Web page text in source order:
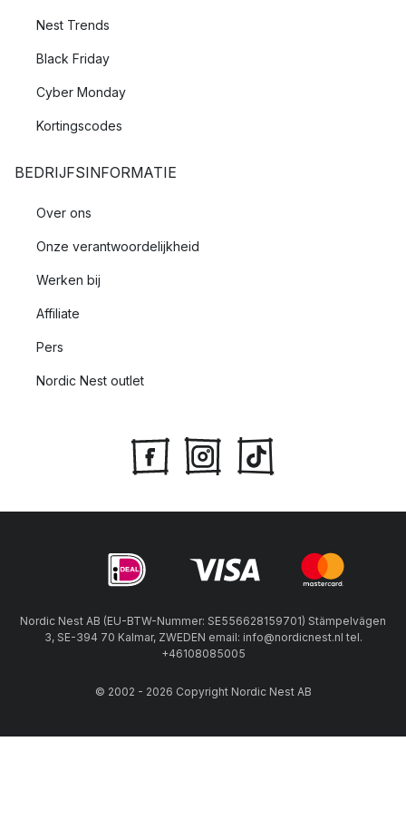
Nest Trends
Black Friday
Cyber Monday
Kortingscodes
BEDRIJFSINFORMATIE
Over ons
Onze verantwoordelijkheid
Werken bij
Affiliate
Pers
Nordic Nest outlet
Nordic Nest AB (EU-BTW-Nummer: SE556628159701) Stämpelvägen
3, SE-394 70 Kalmar, ZWEDEN email: info@nordicnest.nl tel.
+46108085005
© 2002 - 2026 Copyright Nordic Nest AB